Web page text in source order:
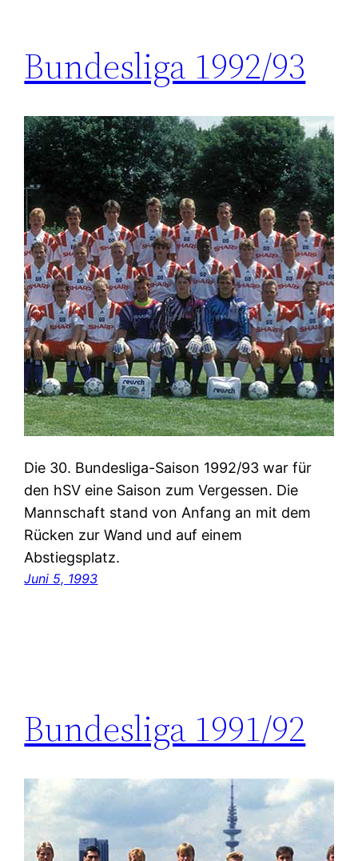
Bundesliga 1992/93
Die 30. Bundesliga-Saison 1992/93 war für
den hSV eine Saison zum Vergessen. Die
Mannschaft stand von Anfang an mit dem
Rücken zur Wand und auf einem
Abstiegsplatz.
Juni 5, 1993
Bundesliga 1991/92